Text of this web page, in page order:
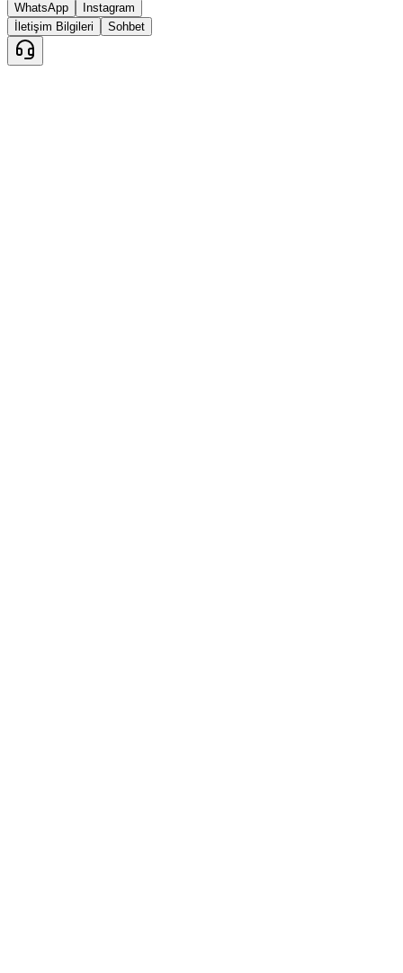
WhatsApp
Instagram
İletişim Bilgileri
Sohbet